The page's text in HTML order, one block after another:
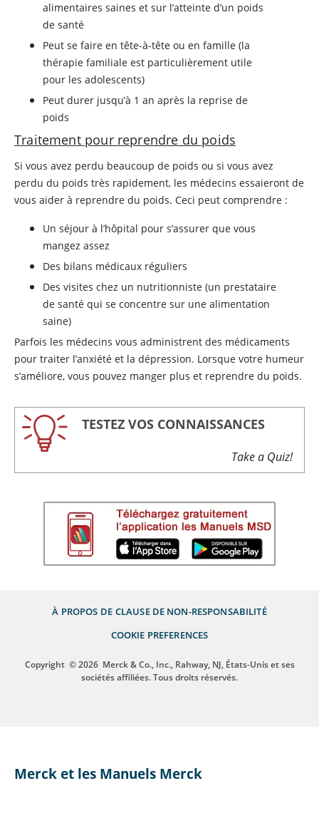
alimentaires saines et sur l’atteinte d’un poids
de santé
Peut se faire en tête-à-tête ou en famille (la
thérapie familiale est particulièrement utile
pour les adolescents)
Peut durer jusqu’à 1 an après la reprise de
poids
Traitement pour reprendre du poids
Si vous avez perdu beaucoup de poids ou si vous avez
perdu du poids très rapidement, les médecins essaieront de
vous aider à reprendre du poids. Ceci peut comprendre :
Un séjour à l’hôpital pour s’assurer que vous
mangez assez
Des bilans médicaux réguliers
Des visites chez un nutritionniste (un prestataire
de santé qui se concentre sur une alimentation
saine)
Parfois les médecins vous administrent des médicaments
pour traiter l’anxiété et la dépression. Lorsque votre humeur
s’améliore, vous pouvez manger plus et reprendre du poids.
TESTEZ VOS CONNAISSANCES
Take a Quiz!
À PROPOS DE CLAUSE DE NON-RESPONSABILITÉ
COOKIE PREFERENCES
Copyright © 2026 Merck & Co., Inc., Rahway, NJ, États-Unis et ses
sociétés affiliées. Tous droits réservés.
Merck et les Manuels Merck